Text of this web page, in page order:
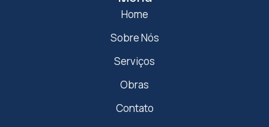
Home
Sobre Nós
Serviços
Obras
Contato